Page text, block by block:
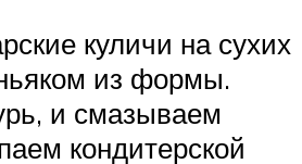
куличи на сухих
из формы.
и смазываем
кондитерской